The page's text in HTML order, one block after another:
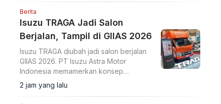
Berita
Isuzu TRAGA Jadi Salon
Berjalan, Tampil di GIIAS 2026
Isuzu TRAGA diubah jadi salon berjalan
GIIAS 2026. PT Isuzu Astra Motor
Indonesia memamerkan konsep
modifikasi pikap ringan menjadi ruang
usaha bergerak di ajang GIIAS 2026.
2 jam yang lalu